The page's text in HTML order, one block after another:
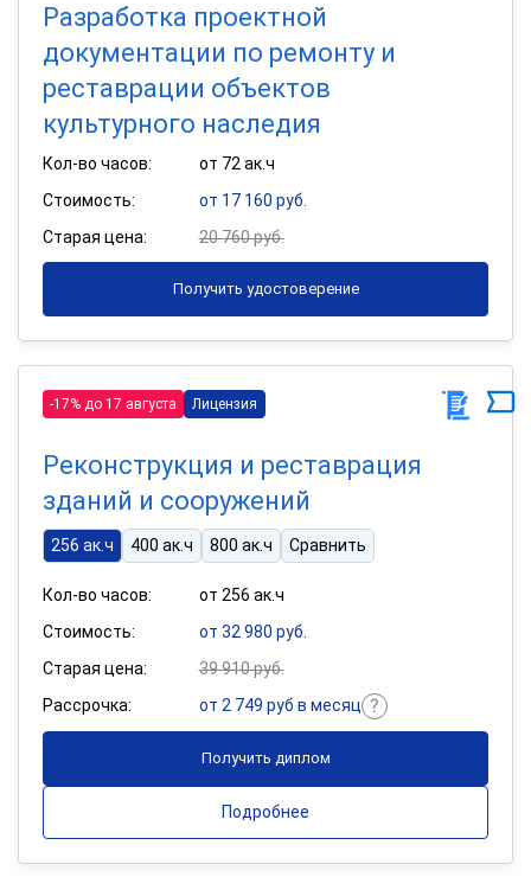
Разработка проектной
документации по ремонту и
реставрации объектов
культурного наследия
Кол-во часов:
от 72 ак.ч
Стоимость:
от 17 160 руб.
Старая цена:
20 760 руб.
Получить удостоверение
-17% до 17 августа Лицензия
Реконструкция и реставрация
зданий и сооружений
256 ак.ч 400 ак.ч 800 ак.ч Сравнить
Кол-во часов:
от 256 ак.ч
Стоимость:
от 32 980 руб.
Старая цена:
39 910 руб.
Рассрочка:
от 2 749 руб в месяц
Получить диплом
Подробнее